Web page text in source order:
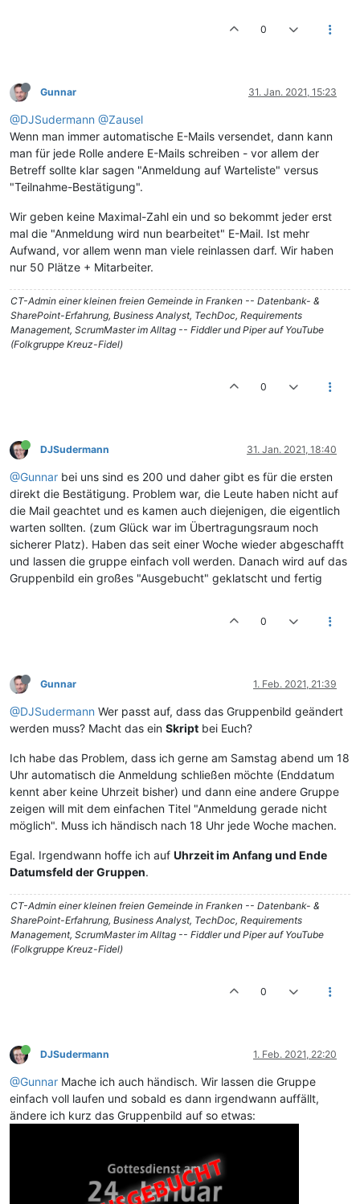
0
Gunnar 31. Jan. 2021, 15:23
@DJSudermann @Zausel
Wenn man immer automatische E-Mails versendet, dann kann
man für jede Rolle andere E-Mails schreiben - vor allem der
Betreff sollte klar sagen "Anmeldung auf Warteliste" versus
"Teilnahme-Bestätigung".
Wir geben keine Maximal-Zahl ein und so bekommt jeder erst
mal die "Anmeldung wird nun bearbeitet" E-Mail. Ist mehr
Aufwand, vor allem wenn man viele reinlassen darf. Wir haben
nur 50 Plätze + Mitarbeiter.
CT-Admin einer kleinen freien Gemeinde in Franken -- Datenbank- &
SharePoint-Erfahrung, Business Analyst, TechDoc, Requirements
Management, ScrumMaster im Alltag -- Fiddler und Piper auf YouTube
(Folkgruppe Kreuz-Fidel)
0
DJSudermann 31. Jan. 2021, 18:40
@Gunnar bei uns sind es 200 und daher gibt es für die ersten
direkt die Bestätigung. Problem war, die Leute haben nicht auf
die Mail geachtet und es kamen auch diejenigen, die eigentlich
warten sollten. (zum Glück war im Übertragungsraum noch
sicherer Platz). Haben das seit einer Woche wieder abgeschafft
und lassen die gruppe einfach voll werden. Danach wird auf das
Gruppenbild ein großes "Ausgebucht" geklatscht und fertig
0
Gunnar 1. Feb. 2021, 21:39
@DJSudermann Wer passt auf, dass das Gruppenbild geändert
werden muss? Macht das ein Skript bei Euch?
Ich habe das Problem, dass ich gerne am Samstag abend um 18
Uhr automatisch die Anmeldung schließen möchte (Enddatum
kennt aber keine Uhrzeit bisher) und dann eine andere Gruppe
zeigen will mit dem einfachen Titel "Anmeldung gerade nicht
möglich". Muss ich händisch nach 18 Uhr jede Woche machen.
Egal. Irgendwann hoffe ich auf Uhrzeit im Anfang und Ende
Datumsfeld der Gruppen.
CT-Admin einer kleinen freien Gemeinde in Franken -- Datenbank- &
SharePoint-Erfahrung, Business Analyst, TechDoc, Requirements
Management, ScrumMaster im Alltag -- Fiddler und Piper auf YouTube
(Folkgruppe Kreuz-Fidel)
0
DJSudermann 1. Feb. 2021, 22:20
@Gunnar Mache ich auch händisch. Wir lassen die Gruppe
einfach voll laufen und sobald es dann irgendwann auffällt,
ändere ich kurz das Gruppenbild auf so etwas: